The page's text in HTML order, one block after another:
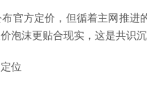
官方定价，但循着主网推进
泡沫更贴合现实，这是共识
位